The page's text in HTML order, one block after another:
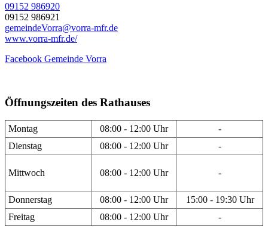
09152 986920
09152 986921
gemeindeVorra@vorra-mfr.de
www.vorra-mfr.de/
Facebook Gemeinde Vorra
Öffnungszeiten des Rathauses
Montag 08:00 - 12:00 Uhr
-
Dienstag
08:00 - 12:00 Uhr -
Mittwoch 08:00 - 12:00 Uhr -
Donnerstag 08:00 - 12:00 Uhr
15:00 - 19:30 Uhr
Freitag
08:00 - 12:00 Uhr -